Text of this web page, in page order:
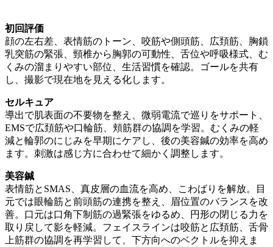
初回評価
顔の左右差、表情筋のトーン、咬筋や側頭筋、広頚筋、胸鎖
乳突筋の緊張、頸椎から胸郭の可動性、舌位や呼吸様式、む
くみの溜まりやすい部位、生活習慣を確認。ゴールを共有
し、撮影で現在地を見える化します。
セルキュア
導出で肌表面の不要物を整え、微弱電流で巡りをサポート、
EMSで広頚筋や口輪筋、頬筋群の協調を学習。むくみの軽
減と輪郭のにじみを早期にケアし、後の美容鍼の効率を高め
ます。刺激は感じ方に合わせて細かく調整します。
美容鍼
表情筋とSMAS、真皮層の血流を高め、こわばりを解放。目
元では眼輪筋と前頭筋の連携を整え、眉位置のバランスを改
善。口元は口角下制筋の過緊張をゆるめ、円形の閉じる力を
取り戻して影を軽減。フェイスラインは咬筋と広頚筋、舌骨
上筋群の協調を再学習して、下方向へのベクトルを抑えま